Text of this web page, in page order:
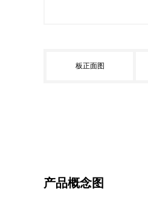
板正面图
产品概念图